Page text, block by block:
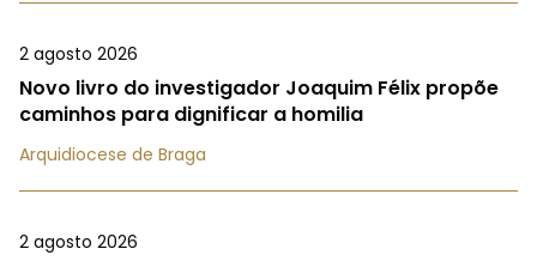
2 agosto 2026
Novo livro do investigador Joaquim Félix propõe
caminhos para dignificar a homilia
Arquidiocese de Braga
2 agosto 2026